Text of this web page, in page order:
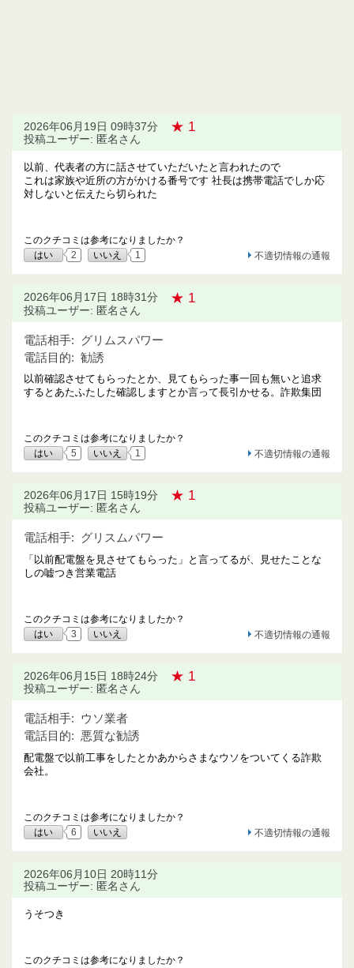
2026年06月19日 09時37分 ★ 1
投稿ユーザー: 匿名さん
以前、代表者の方に話させていただいたと言われたので
これは家族や近所の方がかける番号です 社長は携帯電話でしか応
対しないと伝えたら切られた
このクチコミは参考になりましたか？
はい
2 いいえ 1 不適切情報の通報
2026年06月17日 18時31分 ★ 1
投稿ユーザー: 匿名さん
電話相手: グリムスパワー
電話目的: 勧誘
以前確認させてもらったとか、見てもらった事一回も無いと追求
するとあたふたした確認しますとか言って長引かせる。詐欺集団
このクチコミは参考になりましたか？
はい
5 いいえ 1 不適切情報の通報
2026年06月17日 15時19分 ★ 1
投稿ユーザー: 匿名さん
電話相手: グリスムパワー
「以前配電盤を見させてもらった」と言ってるが、見せたことな
しの嘘つき営業電話
このクチコミは参考になりましたか？
はい
3 いいえ 不適切情報の通報
2026年06月15日 18時24分 ★ 1
投稿ユーザー: 匿名さん
電話相手: ウソ業者
電話目的: 悪質な勧誘
配電盤で以前工事をしたとかあからさまなウソをついてくる詐欺
会社。
このクチコミは参考になりましたか？
はい
6 いいえ 不適切情報の通報
2026年06月10日 20時11分
投稿ユーザー: 匿名さん
うそつき
このクチコミは参考になりましたか？